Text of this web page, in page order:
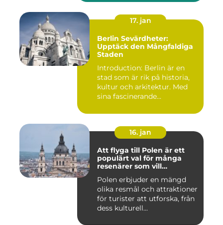
17. jan
Berlin Sevärdheter:
Upptäck den Mångfaldiga
Staden
Introduction: Berlin är en
stad som är rik på historia,
kultur och arkitektur. Med
sina fascinerande...
16. jan
Att flyga till Polen är ett
populärt val för många
resenärer som vill
och dess rika historia
Polen erbjuder en mängd
olika resmål och attraktioner
för turister att utforska, från
dess kulturell...